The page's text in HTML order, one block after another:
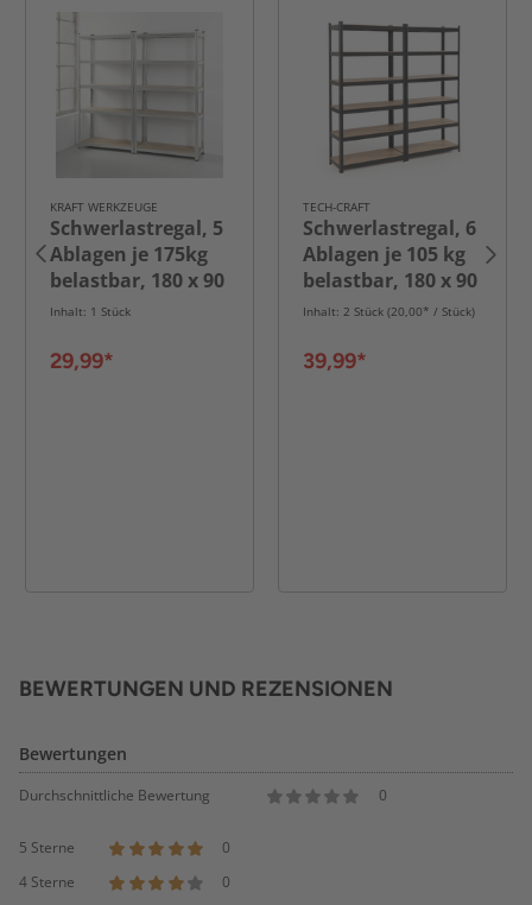
KRAFT WERKZEUGE
Schwerlastregal, 5
Ablagen je 175kg
belastbar, 180 x 90
x 40 cm, 2-er Set
Inhalt: 1 Stück
29,99*
TECH-CRAFT
Schwerlastregal, 6
Ablagen je 105 kg
belastbar, 180 x 90
x 40 cm, 2-er Set
Inhalt: 2 Stück (20,00* / Stück)
39,99*
BEWERTUNGEN UND REZENSIONEN
Bewertungen
Durchschnittliche Bewertung 0
5 Sterne
0
4 Sterne
0